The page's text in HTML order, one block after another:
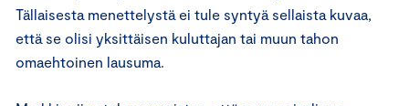
Tällaisesta menettelystä ei tule syntyä sellaista kuvaa,
että se olisi yksittäisen kuluttajan tai muun tahon
omaehtoinen lausuma.